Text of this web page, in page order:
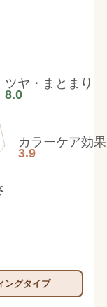
ツヤ・まとまり
8.0
カラーケア効果
3.9
ングタイプ